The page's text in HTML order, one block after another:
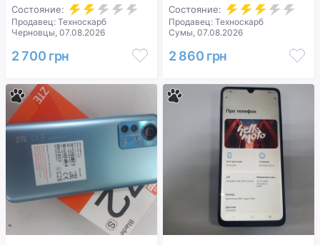
Состояние:
Продавец: Техноскарб
Черновцы, 07.08.2026
2 700 грн
Состояние:
Продавец: Техноскарб
Сумы, 07.08.2026
2 860 грн